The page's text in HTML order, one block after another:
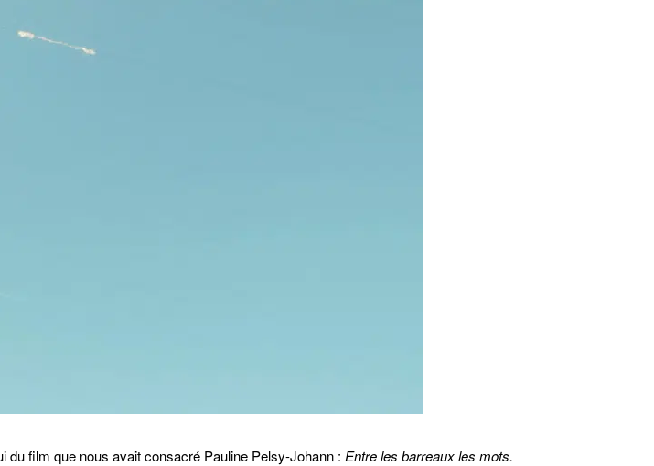
du film que nous avait consacré Pauline Pelsy-Johann : Entre les barreaux les mots.